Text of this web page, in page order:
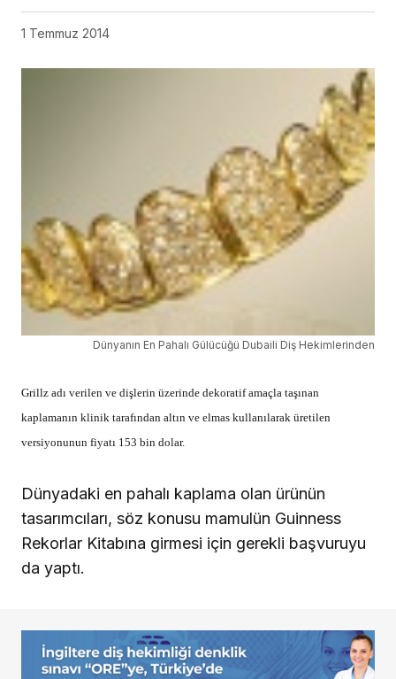
1 Temmuz 2014
Dünyanın En Pahalı Gülücüğü Dubaili Diş Hekimlerinden
Grillz adı verilen ve dişlerin üzerinde dekoratif amaçla taşınan
kaplamanın klinik tarafından altın ve elmas kullanılarak üretilen
versiyonunun fiyatı 153 bin dolar.
Dünyadaki en pahalı kaplama olan ürünün
tasarımcıları, söz konusu mamulün Guinness
Rekorlar Kitabına girmesi için gerekli başvuruyu
da yaptı.